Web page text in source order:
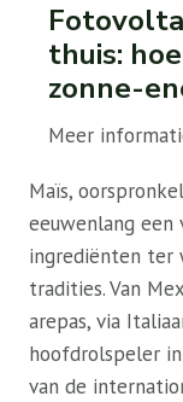
thuis:
zonne-
Meer
Maïs,
eeuwenlang
ingrediënten ter
tradities. Van
arepas, via
hoofdrolspeler
van de